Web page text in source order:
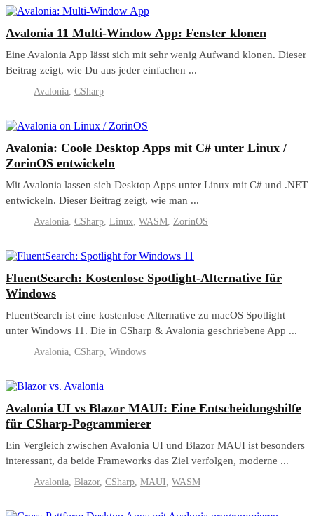
Avalonia 11 Multi-Window App: Fenster klonen
Eine Avalonia App lässt sich mit sehr wenig Aufwand klonen. Dieser
Beitrag zeigt, wie Du aus jeder einfachen ...
Avalonia, CSharp
Avalonia: Coole Desktop Apps mit C# unter Linux /
ZorinOS entwickeln
Mit Avalonia lassen sich Desktop Apps unter Linux mit C# und .NET
entwickeln. Dieser Beitrag zeigt, wie man ...
Avalonia, CSharp, Linux, WASM, ZorinOS
FluentSearch: Kostenlose Spotlight-Alternative für
Windows
FluentSearch ist eine kostenlose Alternative zu macOS Spotlight
unter Windows 11. Die in CSharp & Avalonia geschriebene App ...
Avalonia, CSharp, Windows
Avalonia UI vs Blazor MAUI: Eine Entscheidungshilfe
für CSharp-Pogrammierer
Ein Vergleich zwischen Avalonia UI und Blazor MAUI ist besonders
interessant, da beide Frameworks das Ziel verfolgen, moderne ...
Avalonia, Blazor, CSharp, MAUI, WASM